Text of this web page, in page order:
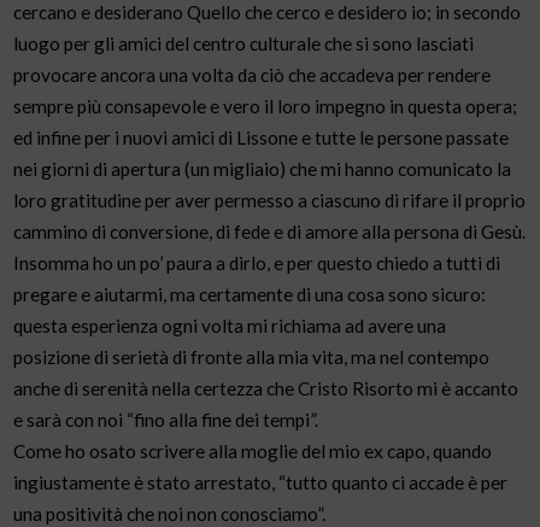
cercano e desiderano Quello che cerco e desidero io; in secondo
luogo per gli amici del centro culturale che si sono lasciati
provocare ancora una volta da ciò che accadeva per rendere
sempre più consapevole e vero il loro impegno in questa opera;
ed infine per i nuovi amici di Lissone e tutte le persone passate
nei giorni di apertura (un migliaio) che mi hanno comunicato la
loro gratitudine per aver permesso a ciascuno di rifare il proprio
cammino di conversione, di fede e di amore alla persona di Gesù.
Insomma ho un po’ paura a dirlo, e per questo chiedo a tutti di
pregare e aiutarmi, ma certamente di una cosa sono sicuro:
questa esperienza ogni volta mi richiama ad avere una
posizione di serietà di fronte alla mia vita, ma nel contempo
anche di serenità nella certezza che Cristo Risorto mi è accanto
e sarà con noi “fino alla fine dei tempi”.
Come ho osato scrivere alla moglie del mio ex capo, quando
ingiustamente è stato arrestato, “tutto quanto ci accade è per
una positività che noi non conosciamo”.